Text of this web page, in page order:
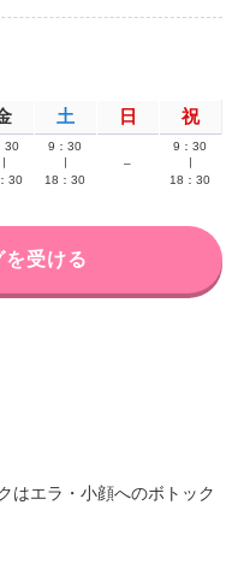
土 日 祝
30
30
9：30
18：30
–
9：30
18：30
を受ける
はエラ・小顔へのボトック